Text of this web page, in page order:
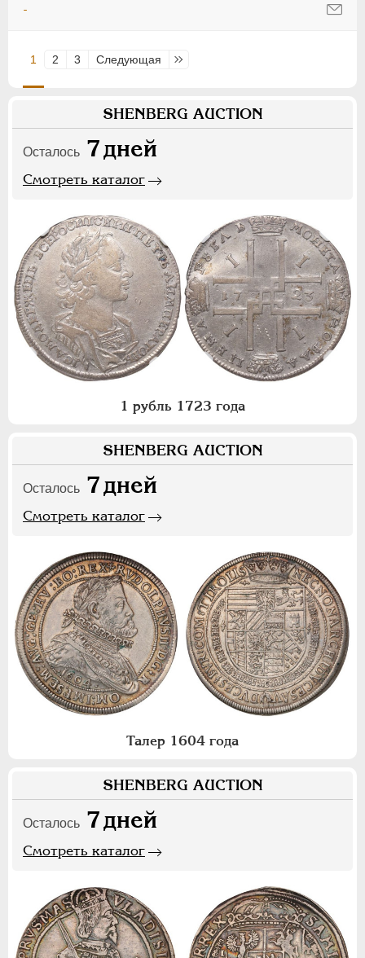
-
1 2 3 Следующая Последняя
SHENBERG AUCTION
Осталось 7дней
Смотреть каталог
1 рубль 1723 года
SHENBERG AUCTION
Осталось 7дней
Смотреть каталог
Талер 1604 года
SHENBERG AUCTION
Осталось 7дней
Смотреть каталог